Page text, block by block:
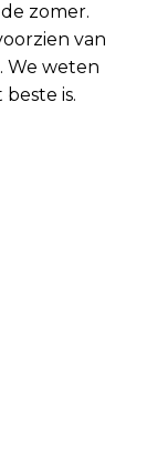
zomer.
van
We weten
is.